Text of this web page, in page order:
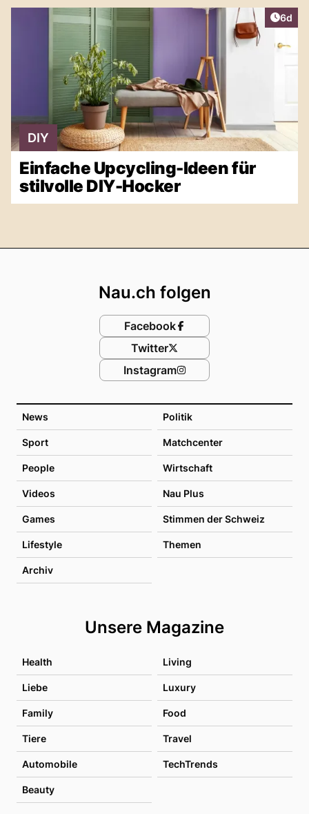
6d
DIY
Einfache Upcycling-Ideen für
stilvolle DIY-Hocker
News Politik
Sport Matchcenter
People Wirtschaft
Videos Nau Plus
Games Stimmen der Schweiz
Lifestyle Themen
Archiv
Unsere Magazine
Health Living
Liebe Luxury
Family Food
Tiere Travel
Automobile TechTrends
Beauty
Nau.ch folgen
Facebook
Twitter
Instagram